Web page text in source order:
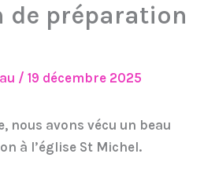
de préparation
/ 19 décembre 2025
nous avons vécu un beau
à l’église St Michel.